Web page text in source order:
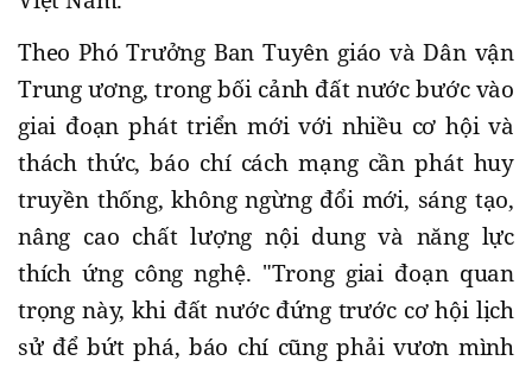
Theo Phó Trưởng Ban Tuyên giáo và Dân vận
Trung ương, trong bối cảnh đất nước bước vào
giai đoạn phát triển mới với nhiều cơ hội và
thách thức, báo chí cách mạng cần phát huy
truyền thống, không ngừng đổi mới, sáng tạo,
nâng cao chất lượng nội dung và năng lực
thích ứng công nghệ. "Trong giai đoạn quan
trọng này, khi đất nước đứng trước cơ hội lịch
sử để bứt phá, báo chí cũng phải vươn mình